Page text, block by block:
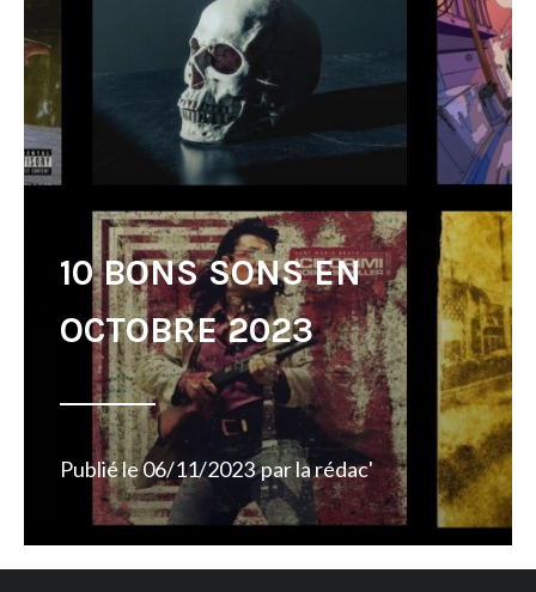
10 BONS SONS EN
OCTOBRE 2023
Publié le06/11/2023 parla rédac'